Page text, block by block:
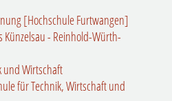
[Hochschule Furtwangen]
- Reinhold-Würth-
und Wirtschaft
für Technik, Wirtschaft und